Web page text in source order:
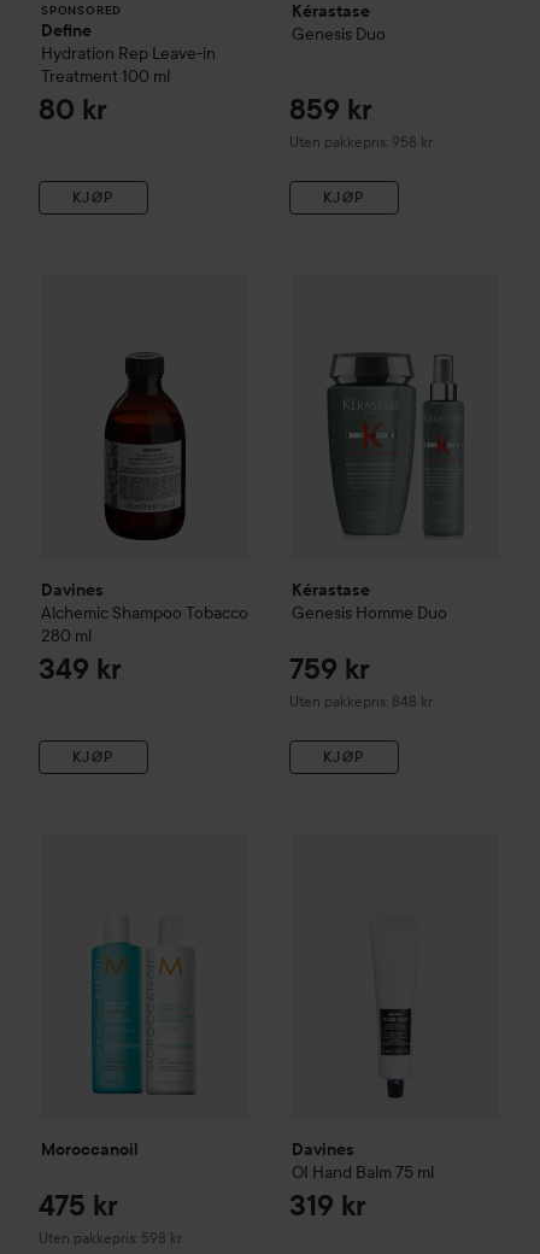
SPONSORED
Define
Hydration Rep Leave-in
Treatment 100 ml
80 kr
KJØP
Kérastase
Genesis Duo
859 kr
Uten pakkepris: 958 kr
KJØP
Davines
Alchemic Shampoo Tobacco
280 ml
349 kr
KJØP
Kérastase
Genesis Homme Duo
759 kr
Uten pakkepris: 848 kr
KJØP
Moroccanoil
475 kr
Uten pakkepris: 598 kr
Davines
OI Hand Balm75 ml
319 kr